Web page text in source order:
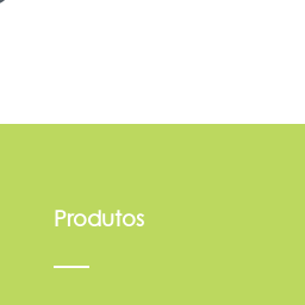
Produtos